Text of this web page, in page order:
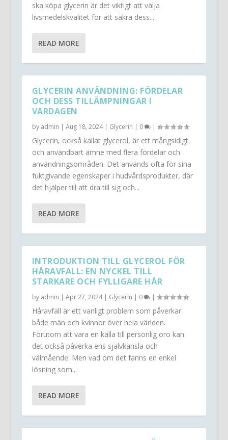
ska köpa glycerin är det viktigt att välja
livsmedelskvalitet för att säkra dess...
READ MORE
GLYCERIN ANVÄNDNING: FÖRDELAR
OCH DESS TILLÄMPNINGAR I
VARDAGEN
by admin | Aug 18, 2024| Glycerin | 0 |
Glycerin, också kallat glycerol, är ett mångsidigt
och användbart ämne med flera fördelar och
användningsområden. Det används ofta för sina
fuktgivande egenskaper i hudvårdsprodukter, där
det hjälper till att dra till sig och...
READ MORE
INTRODUKTION TILL GLYCEROL FÖR
HÅRAVFALL: EN NYCKEL TILL
STARKARE OCH FYLLIGARE HÅR
by admin | Apr 27, 2024| Glycerin | 0 |
Håravfall är ett vanligt problem som påverkar
både män och kvinnor över hela världen.
Förutom att vara en källa till personlig oro kan
det också påverka ens självkänsla och
välmående. Men vad om det fanns en enkel
lösning som...
READ MORE